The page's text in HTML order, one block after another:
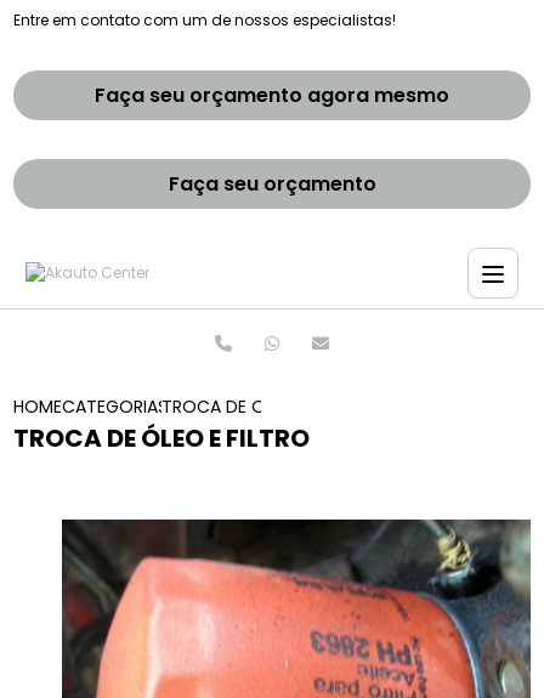
Entre em contato com um de nossos especialistas!
Faça seu orçamento agora mesmo
Faça seu orçamento
HOMECATEGORIASTROCA DE OLEO E FILTRO
TROCA DE ÓLEO E FILTRO